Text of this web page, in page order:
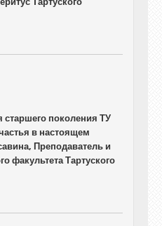
старшего поколения ТУ
в настоящем
Преподаватель и
факультета Тартуского